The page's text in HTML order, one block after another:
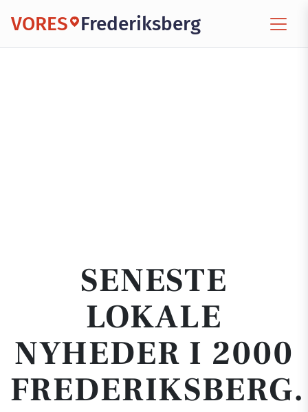
VORES Frederiksberg
SENESTE
LOKALE
NYHEDER I 2000
FREDERIKSBERG.